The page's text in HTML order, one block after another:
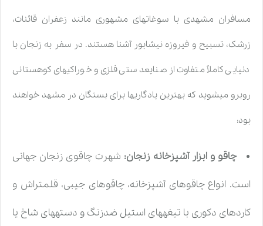
مسافران مشهدی با سوغاتهای مشهوری مانند زعفران قائنات،
زرشک، تسبیح و فیروزه نیشابور آشنا هستند. در سفر به زنجان با
دنیایی کاملاً متفاوت از صنایعدستی فلزی و خوراکیهای کوهستانی
روبرو میشوید که بهترین یادگاریها برای بستگان در مشهد خواهند
بود:
چاقو و ابزار آشپزخانه زنجان: شهرت چاقوی زنجان جهانی
است. انواع چاقوهای آشپزخانه، چاقوهای جیبی، قلمتراش و
کاردهای دکوری با تیغههای استیل ضدزنگ و دستههای شاخ یا